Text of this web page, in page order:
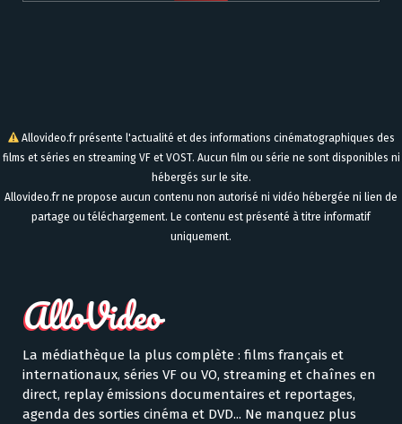
Allovideo.fr présente l'actualité et des informations cinématographiques des
films et séries en streaming VF et VOST. Aucun film ou série ne sont disponibles ni
hébergés sur le site.
Allovideo.fr ne propose aucun contenu non autorisé ni vidéo hébergée ni lien de
partage ou téléchargement. Le contenu est présenté à titre informatif
uniquement.
La médiathèque la plus complète : films français et
internationaux, séries VF ou VO, streaming et chaînes en
direct, replay émissions documentaires et reportages,
agenda des sorties cinéma et DVD... Ne manquez plus